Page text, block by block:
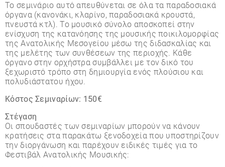
Το σεμινάριο αυτό απευθύνεται σε όλα τα παραδοσιακά
όργανα (κανονάκι, κλαρίνο, παραδοσιακά κρουστά,
πνευστά κτλ). Το μουσικό σύνολο αποσκοπεί στην
ενίσχυση της κατανόησης της μουσικής ποικιλομορφίας
της Ανατολικής Μεσογείου μέσω της διδασκαλίας και
της μελέτης των συνθέσεων της περιοχής. Κάθε
όργανο στην ορχήστρα συμβάλλει με τον δικό του
ξεχωριστό τρόπο στη δημιουργία ενός πλούσιου και
πολυδιάστατου ήχου.
Κόστος Σεμιναρίων: 150€
Στέγαση
Οι σπουδαστές των σεμιναρίων μπορούν να κάνουν
κρατήσεις στα παρακάτω ξενοδοχεία που υποστηρίζουν
την διοργάνωση και παρέχουν ειδικές τιμές για το
Φεστιβάλ Ανατολικής Μουσικής: